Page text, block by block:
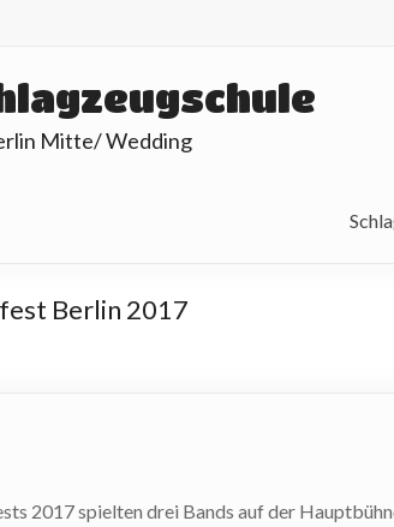
Mitte/ Wedding
Berlin 2017
2017 spielten drei Bands auf der